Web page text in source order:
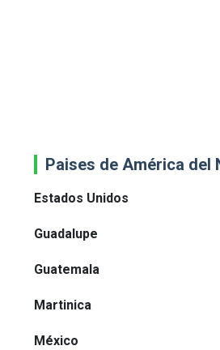
Paises de América del
Estados Unidos
Guadalupe
Guatemala
Martinica
México